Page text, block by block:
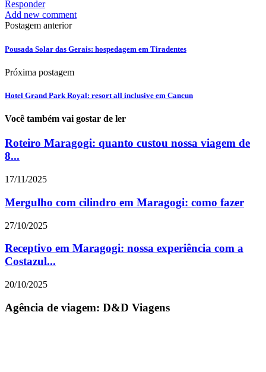
Responder
Add new comment
Postagem anterior
Pousada Solar das Gerais: hospedagem em Tiradentes
Próxima postagem
Hotel Grand Park Royal: resort all inclusive em Cancun
Você também vai gostar de ler
Roteiro Maragogi: quanto custou nossa viagem de
8...
17/11/2025
Mergulho com cilindro em Maragogi: como fazer
27/10/2025
Receptivo em Maragogi: nossa experiência com a
Costazul...
20/10/2025
Agência de viagem: D&D Viagens